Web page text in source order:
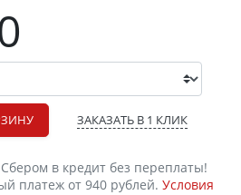
ЗАКАЗАТЬ В 1 КЛИК
в кредит без переплаты!
платеж от 940 рублей. Условия